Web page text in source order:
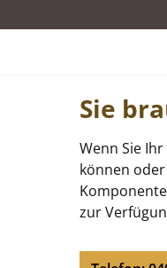
Sie
Wenn Sie
können
zur